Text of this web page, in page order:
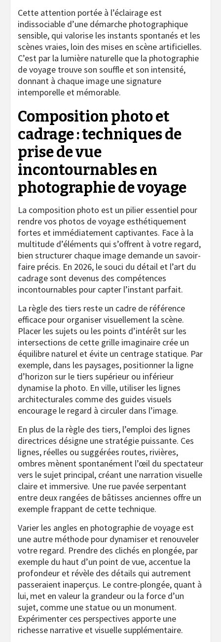
Cette attention portée à l’éclairage est
indissociable d’une démarche photographique
sensible, qui valorise les instants spontanés et les
scènes vraies, loin des mises en scène artificielles.
C’est par la lumière naturelle que la photographie
de voyage trouve son souffle et son intensité,
donnant à chaque image une signature
intemporelle et mémorable.
Composition photo et
cadrage : techniques de
prise de vue
incontournables en
photographie de voyage
La composition photo est un pilier essentiel pour
rendre vos photos de voyage esthétiquement
fortes et immédiatement captivantes. Face à la
multitude d’éléments qui s’offrent à votre regard,
bien structurer chaque image demande un savoir-
faire précis. En 2026, le souci du détail et l’art du
cadrage sont devenus des compétences
incontournables pour capter l’instant parfait.
La règle des tiers reste un cadre de référence
efficace pour organiser visuellement la scène.
Placer les sujets ou les points d’intérêt sur les
intersections de cette grille imaginaire crée un
équilibre naturel et évite un centrage statique. Par
exemple, dans les paysages, positionner la ligne
d’horizon sur le tiers supérieur ou inférieur
dynamise la photo. En ville, utiliser les lignes
architecturales comme des guides visuels
encourage le regard à circuler dans l’image.
En plus de la règle des tiers, l’emploi des lignes
directrices désigne une stratégie puissante. Ces
lignes, réelles ou suggérées routes, rivières,
ombres mènent spontanément l’œil du spectateur
vers le sujet principal, créant une narration visuelle
claire et immersive. Une rue pavée serpentant
entre deux rangées de bâtisses anciennes offre un
exemple frappant de cette technique.
Varier les angles en photographie de voyage est
une autre méthode pour dynamiser et renouveler
votre regard. Prendre des clichés en plongée, par
exemple du haut d’un point de vue, accentue la
profondeur et révèle des détails qui autrement
passeraient inaperçus. Le contre-plongée, quant à
lui, met en valeur la grandeur ou la force d’un
sujet, comme une statue ou un monument.
Expérimenter ces perspectives apporte une
richesse narrative et visuelle supplémentaire.